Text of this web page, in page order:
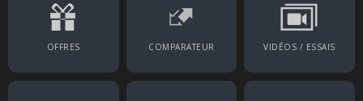
OFFRES COMPARATEUR VIDÉOS / ESSAIS